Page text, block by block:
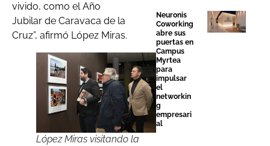
vivido, como el Año
Jubilar de Caravaca de la
Cruz”, afirmó López Miras.
López Miras visitando la
Neuronis
Coworking
abre sus
puertas en
Campus
Myrtea
para
impulsar
el
networkin
g
empresari
al